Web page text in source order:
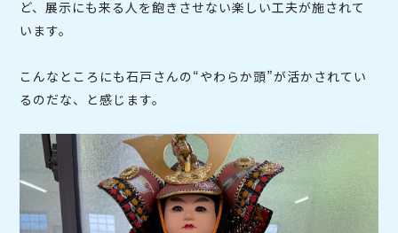
ど、展示にも来る人を飽きさせない楽しい工夫が施されて
います。
こんなところにも石戸さんの“やわらか頭”が活かされてい
るのだな、と感じます。